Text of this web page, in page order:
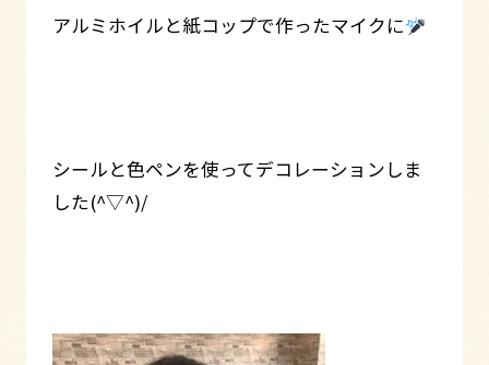
アルミホイルと紙コップで作ったマイクに
シールと色ペンを使ってデコレーションしま
した(^▽^)/